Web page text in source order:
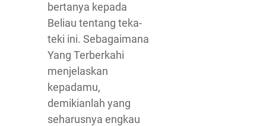
bertanya kepada
Beliau tentang teka-
teki ini. Sebagaimana
Yang Terberkahi
menjelaskan
kepadamu,
demikianlah yang
seharusnya engkau